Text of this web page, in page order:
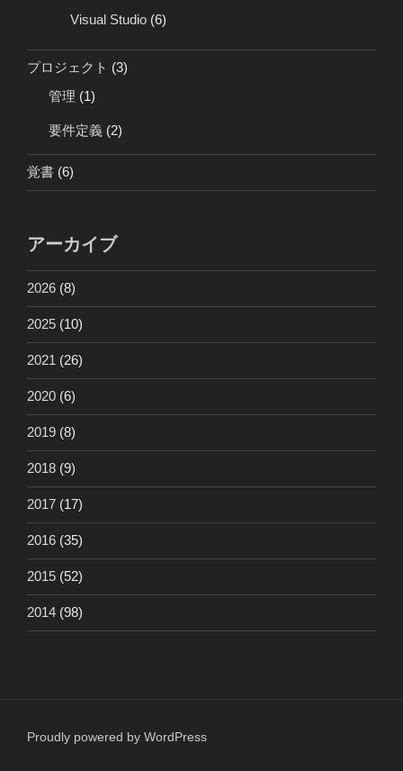
Visual Studio (6)
プロジェクト (3)
管理 (1)
要件定義 (2)
覚書 (6)
アーカイブ
2026 (8)
2025 (10)
2021 (26)
2020 (6)
2019 (8)
2018 (9)
2017 (17)
2016 (35)
2015 (52)
2014 (98)
Proudly powered by WordPress